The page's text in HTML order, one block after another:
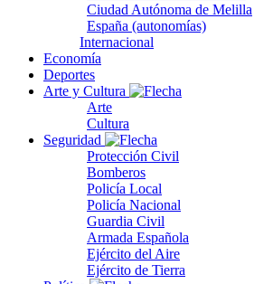
Ciudad Autónoma de Melilla
España (autonomías)
Internacional
Economía
Deportes
Arte y Cultura
Arte
Cultura
Seguridad
Protección Civil
Bomberos
Policía Local
Policía Nacional
Guardia Civil
Armada Española
Ejército del Aire
Ejército de Tierra